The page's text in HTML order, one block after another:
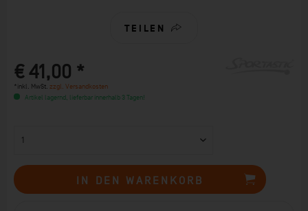
TEILEN
€ 41,00 *
*inkl. MwSt. zzgl. Versandkosten
Artikel lagernd, lieferbar innerhalb 3 Tagen!
IN DEN WARENKORB